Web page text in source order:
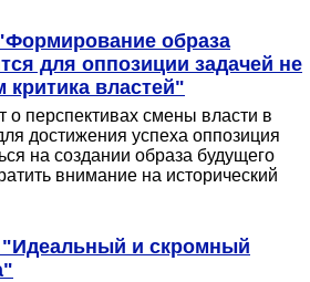
образа
для оппозиции задачей не
властей"
о перспективах смены власти в
достижения успеха оппозиция
на создании образа будущего
внимание на исторический
"Идеальный и скромный